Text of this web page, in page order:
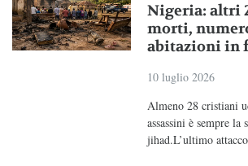
Nigeria: altri
morti,
abitazioni in
10 luglio 2026
Almeno 28 cristiani
assassini è sempre la
jihad.L’ultimo